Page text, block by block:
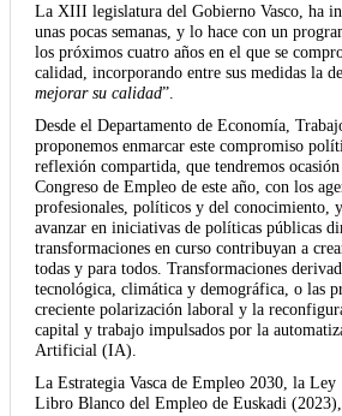
La XIII legislatura del Gobierno Vasco, ha
unas pocas semanas, y lo hace con un
los próximos cuatro años en el que se
calidad, incorporando entre sus medidas la
mejorar su calidad”.
Desde el Departamento de Economía,
proponemos enmarcar este compromiso
reflexión compartida, que tendremos
Congreso de Empleo de este año, con los
profesionales, políticos y del conocimiento,
avanzar en iniciativas de políticas públicas
transformaciones en curso contribuyan a
todas y para todos. Transformaciones
tecnológica, climática y demográfica, o las
creciente polarización laboral y la
capital y trabajo impulsados por la
Artificial (IA).
La Estrategia Vasca de Empleo 2030, la
Libro Blanco del Empleo de Euskadi